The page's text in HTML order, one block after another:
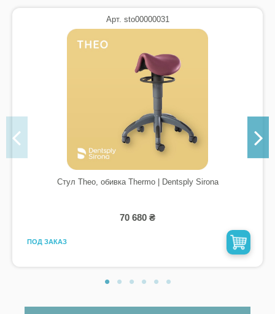
Арт. sto00000031
Стул Theo, обивка Thermo | Dentsply Sirona
70 680 ₴
ПОД ЗАКАЗ